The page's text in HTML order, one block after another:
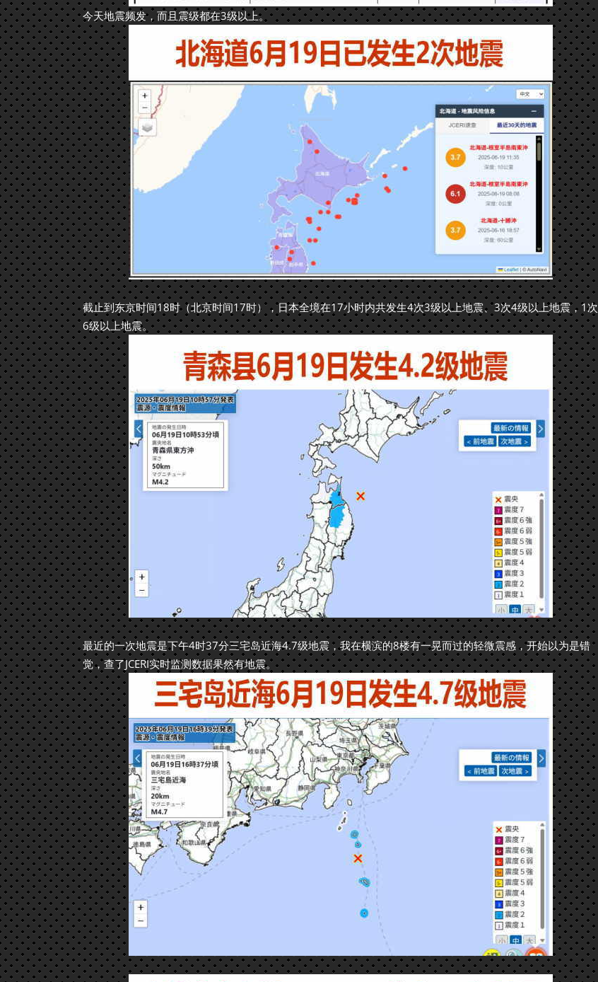
今天地震频发，而且震级都在3级以上。
截止到东京时间18时（北京时间17时），日本全境在17小时内共发生4次3级以上地震、3次4级以上地震，1次
6级以上地震。
最近的一次地震是下午4时37分三宅岛近海4.7级地震，我在横滨的8楼有一晃而过的轻微震感，开始以为是错
觉，查了JCERI实时监测数据果然有地震。